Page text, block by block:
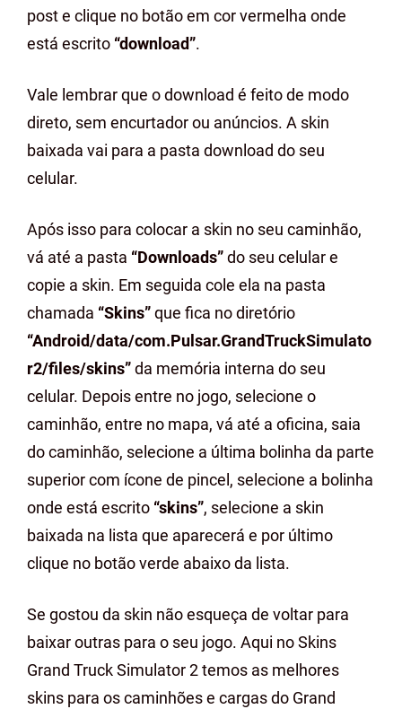
post e clique no botão em cor vermelha onde
está escrito “download”.
Vale lembrar que o download é feito de modo
direto, sem encurtador ou anúncios. A skin
baixada vai para a pasta download do seu
celular.
Após isso para colocar a skin no seu caminhão,
vá até a pasta “Downloads”do seu celular e
copie a skin. Em seguida cole ela na pasta
chamada “Skins”que fica no diretório
“Android/data/com.Pulsar.GrandTruckSimulato
r2/files/skins”da memória interna do seu
celular. Depois entre no jogo, selecione o
caminhão, entre no mapa, vá até a oficina, saia
do caminhão, selecione a última bolinha da parte
superior com ícone de pincel, selecione a bolinha
onde está escrito “skins”, selecione a skin
baixada na lista que aparecerá e por último
clique no botão verde abaixo da lista.
Se gostou da skin não esqueça de voltar para
baixar outras para o seu jogo. Aqui no Skins
Grand Truck Simulator 2 temos as melhores
skins para os caminhões e cargas do Grand